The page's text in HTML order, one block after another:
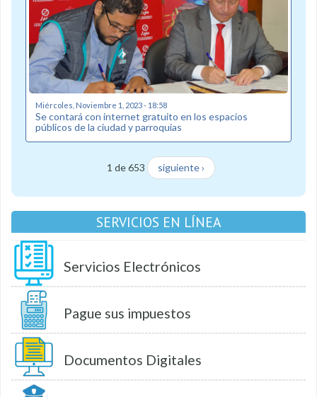
Miércoles, Noviembre 1, 2023 - 18:58
Se contará con internet gratuito en los espacios
públicos de la ciudad y parroquias
1 de 653 siguiente ›
SERVICIOS EN LÍNEA
Servicios Electrónicos
Pague sus impuestos
Documentos Digitales